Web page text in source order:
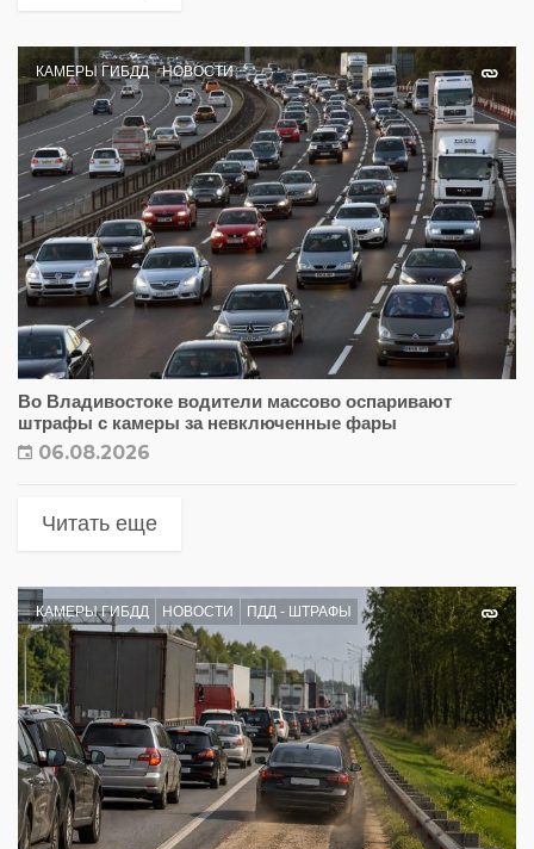
КАМЕРЫ ГИБДД НОВОСТИ
Во Владивостоке водители массово оспаривают
штрафы с камеры за невключенные фары
06.08.2026
Читать еще
КАМЕРЫ ГИБДД НОВОСТИ ПДД - ШТРАФЫ